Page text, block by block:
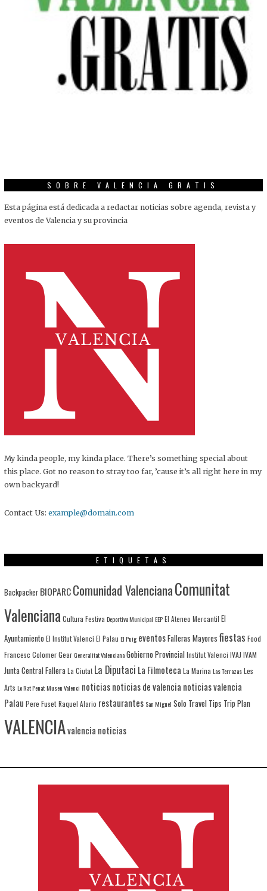
SOBRE VALENCIA GRATIS
Esta página está dedicada a redactar noticias sobre agenda, revista y
eventos de Valencia y su provincia
My kinda people, my kinda place. There’s something special about
this place. Got no reason to stray too far, ’cause it’s all right here in my
own backyard!
Contact Us: example@domain.com
ETIQUETAS
Backpacker BIOPARCComunidad ValencianaComunitat
Valenciana Cultura Festiva Deportiva Municipal EEP El Ateneo Mercantil El
Ayuntamiento El Institut Valenci El Palau El Puig eventosFalleras Mayoresfiestas Food
Francesc ColomerGear Generalitat Valenciana Gobierno Provincial Institut Valenci IVAJ IVAM
Junta Central Fallera La Ciutat La Diputaci La Filmoteca La Marina Las Terrazas Les
Arts Lo Rat Penat Museu Valenci noticiasnoticias de valencia noticias valencia
Palau Pere Fuset Raquel Alario restaurantes San Miguel Solo Travel Tips Trip Plan
VALENCIAvalencia noticias